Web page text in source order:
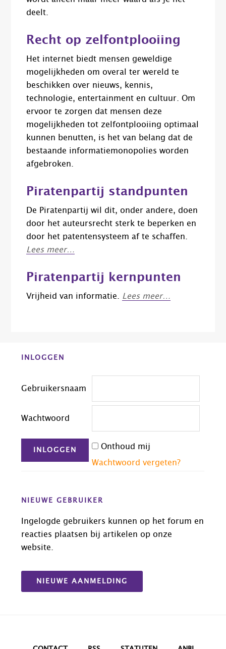
deelt.
Recht op zelfontplooiing
Het internet biedt mensen geweldige
mogelijkheden om overal ter wereld te
beschikken over nieuws, kennis,
technologie, entertainment en cultuur. Om
ervoor te zorgen dat mensen deze
mogelijkheden tot zelfontplooiing optimaal
kunnen benutten, is het van belang dat de
bestaande informatiemonopolies worden
afgebroken.
Piratenpartij standpunten
De Piratenpartij wil dit, onder andere, doen
door het auteursrecht sterk te beperken en
door het patentensysteem af te schaffen.
Lees meer…
Piratenpartij kernpunten
Vrijheid van informatie. Lees meer…
Before
INLOGGEN
Gebruikersnaam
Wachtwoord
Onthoud mij
Wachtwoord vergeten?
NIEUWE GEBRUIKER
Ingelogde gebruikers kunnen op het forum en
reacties plaatsen bij artikelen op onze
website.
NIEUWE AANMELDING